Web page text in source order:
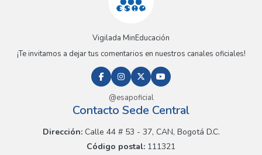
Vigilada MinEducación
¡Te invitamos a dejar tus comentarios en nuestros canales oficiales!
@esapoficial
Contacto Sede Central
Dirección:Calle 44 # 53 - 37, CAN, Bogotá D.C.
Código postal: 111321